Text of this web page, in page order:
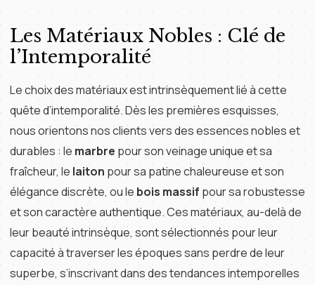
Les Matériaux Nobles : Clé de
l’Intemporalité
Le choix des matériaux est intrinsèquement lié à cette
quête d’intemporalité. Dès les premières esquisses,
nous orientons nos clients vers des essences nobles et
durables : le marbre pour son veinage unique et sa
fraîcheur, le laiton pour sa patine chaleureuse et son
élégance discrète, ou le bois massif pour sa robustesse
et son caractère authentique. Ces matériaux, au-delà de
leur beauté intrinsèque, sont sélectionnés pour leur
capacité à traverser les époques sans perdre de leur
superbe, s’inscrivant dans des tendances intemporelles